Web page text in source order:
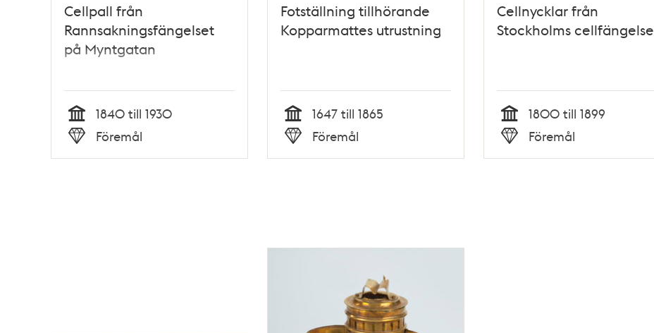
Cellpall från
Rannsakningsfängelset
på Myntgatan
Tid
1840 till 1930
Typ
Föremål
Fotställning tillhörande
Kopparmattes utrustning
Tid
1647 till 1865
Typ
Föremål
Cellnycklar från
Stockholms cellfängelse
Tid
1800 till 1899
Typ
Föremål